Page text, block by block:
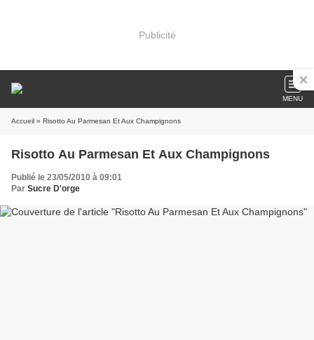
Publicité
MENU
Accueil » Risotto Au Parmesan Et Aux Champignons
Risotto Au Parmesan Et Aux Champignons
Publié le 23/05/2010 à 09:01
Par Sucre D'orge